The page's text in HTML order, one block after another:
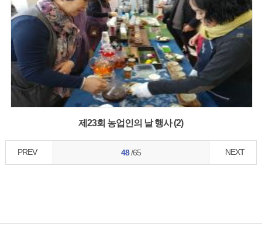
제23회 농업인의 날 행사 (2)
PREV 48/65 NEXT